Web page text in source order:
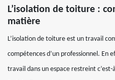
L’isolation de toiture :
matière
L’isolation de toiture est un travail
compétences d’un professionnel. En
travail dans un espace restreint